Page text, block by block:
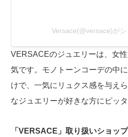
Versace(@versace)が
VERSACEのジュエリーは、女
気です。モノトーンコーデの中
けで、一気にリュクス感を与え
なジュエリーが好きな方にピッタ
「VERSACE」取り扱いショッ